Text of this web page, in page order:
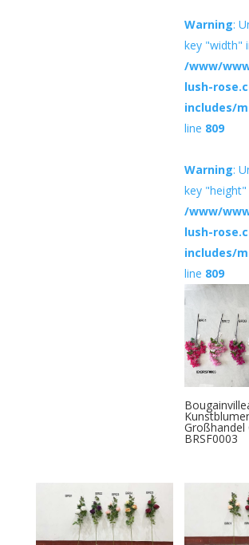
Warning:
key "width"
/www/
lush-
includes/
line 809
Warning:
key "height"
/www/
lush-
includes/
line 809
Großhandel
BRSF0003